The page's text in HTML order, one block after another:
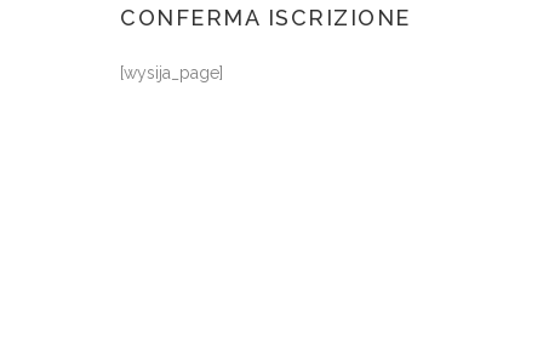
CONFERMA ISCRIZIONE
[wysija_page]